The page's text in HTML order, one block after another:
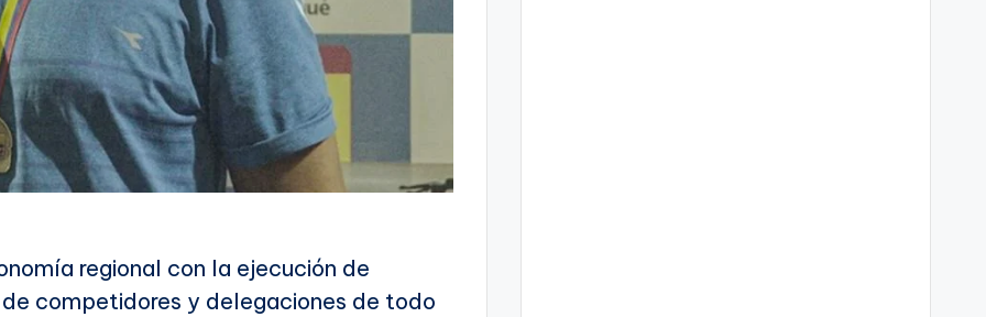
regional con la ejecución de
competidores y delegaciones de todo